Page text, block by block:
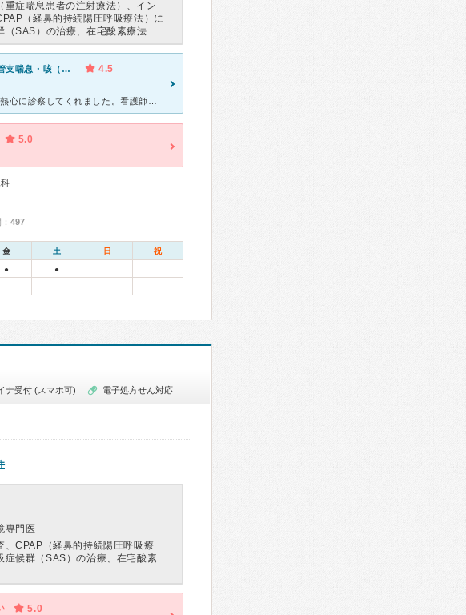
重症喘息患者の注射療法）、イン
（経鼻的持続陽圧呼吸療法）に
（SAS）の治療、在宅酸素療法
呼吸器内科・気管支喘息・咳（セキ） 4.5
5.0
497
金 土 日 祝
● ●
ナ受付 (スマホ可) 電子処方せん対応
専門医
、CPAP（経鼻的持続陽圧呼吸療
症候群（SAS）の治療、在宅酸素
5.0